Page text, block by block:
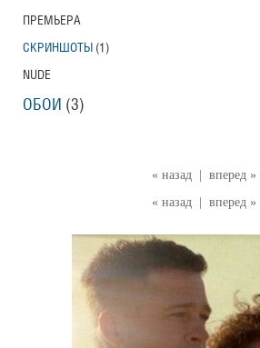
« назад
вперед »
« назад
вперед »
ПРЕМЬЕРА
СКРИНШОТЫ (1)
NUDE
ОБОИ (3)